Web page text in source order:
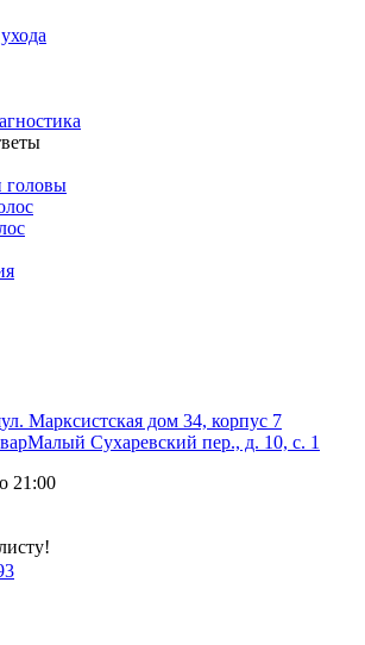
головы
ул. Марксистская дом 34, корпус 7
Малый Сухаревский пер., д. 10, с. 1
21:00